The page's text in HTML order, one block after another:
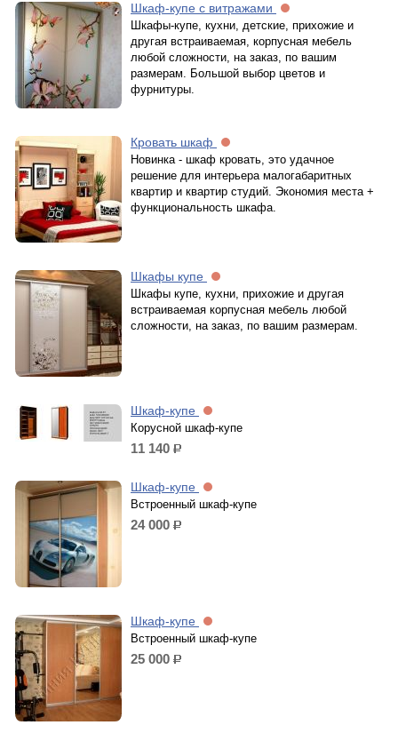
Шкаф-купе с витражами
Шкафы-купе, кухни, детские, прихожие и
другая встраиваемая, корпусная мебель
любой сложности, на заказ, по вашим
размерам. Большой выбор цветов и
фурнитуры.
Кровать шкаф
Новинка - шкаф кровать, это удачное
решение для интерьера малогабаритных
квартир и квартир студий. Экономия места +
функциональность шкафа.
Шкафы купе
Шкафы купе, кухни, прихожие и другая
встраиваемая корпусная мебель любой
сложности, на заказ, по вашим размерам.
Шкаф-купе
Корусной шкаф-купе
11 140 р.
Шкаф-купе
Встроенный шкаф-купе
24 000 р.
Шкаф-купе
Встроенный шкаф-купе
25 000 р.